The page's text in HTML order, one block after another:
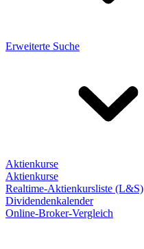
Erweiterte Suche
Aktienkurse
Aktienkurse
Realtime-Aktienkursliste (L&S)
Dividendenkalender
Online-Broker-Vergleich